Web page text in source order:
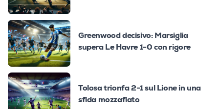
Greenwood decisivo: Marsiglia
supera Le Havre 1-0 con rigore
Tolosa trionfa 2-1 sul Lione in una
sfida mozzafiato